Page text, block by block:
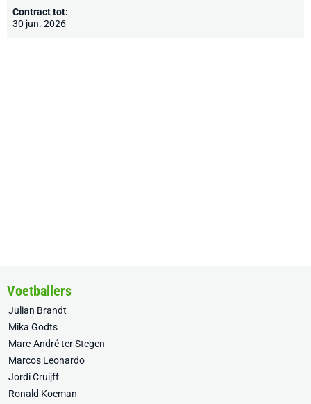
Contract tot:
30 jun. 2026
Voetballers
Julian Brandt
Mika Godts
Marc-André ter Stegen
Marcos Leonardo
Jordi Cruijff
Ronald Koeman